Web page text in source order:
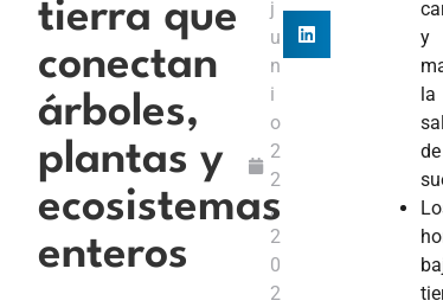
tierra que
conectan
árboles,
plantas y
ecosistemas
enteros
j
u
n
i
o
2
2
,
2
0
2
y
la